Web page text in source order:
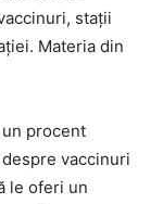
stații
Materia din
procent
vaccinuri
le oferi un